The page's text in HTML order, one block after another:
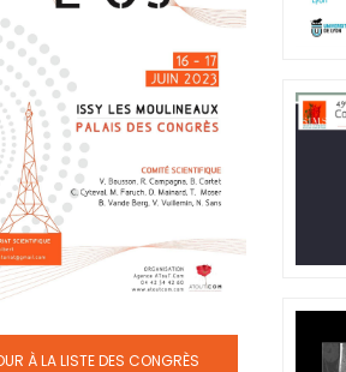
À LA LISTE DES CONGRÈS